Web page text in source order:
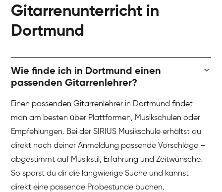
Gitarrenunterricht in
Dortmund
Wie finde ich in Dortmund einen
passenden Gitarrenlehrer?
Einen passenden Gitarrenlehrer in Dortmund findet
man am besten über Plattformen, Musikschulen oder
Empfehlungen. Bei der SIRIUS Musikschule erhältst du
direkt nach deiner Anmeldung passende Vorschläge –
abgestimmt auf Musikstil, Erfahrung und Zeitwünsche.
So sparst du dir die langwierige Suche und kannst
direkt eine passende Probestunde buchen.